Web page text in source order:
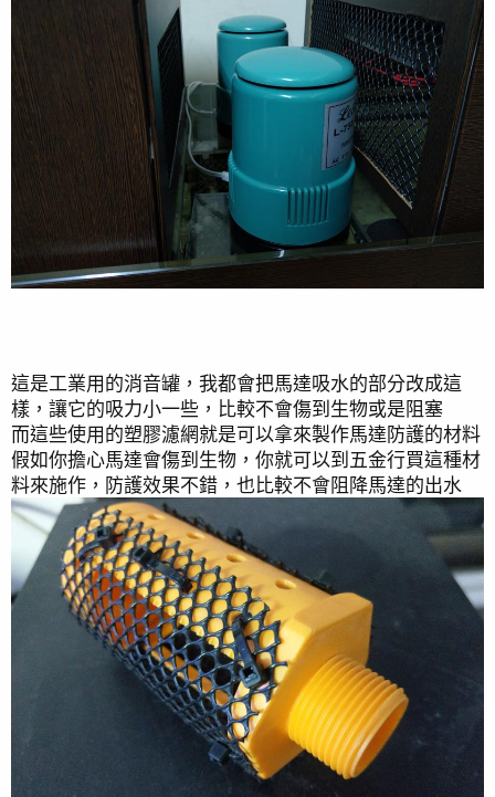
這是工業用的消音罐，我都會把馬達吸水的部分改成這
樣，讓它的吸力小一些，比較不會傷到生物或是阻塞
而這些使用的塑膠濾網就是可以拿來製作馬達防護的材料
假如你擔心馬達會傷到生物，你就可以到五金行買這種材
料來施作，防護效果不錯，也比較不會阻降馬達的出水